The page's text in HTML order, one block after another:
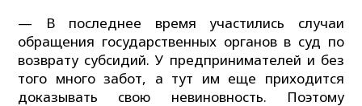
— В последнее время участились случаи
обращения государственных органов в суд по
возврату субсидий. У предпринимателей и без
того много забот, а тут им еще приходится
доказывать свою невиновность. Поэтому